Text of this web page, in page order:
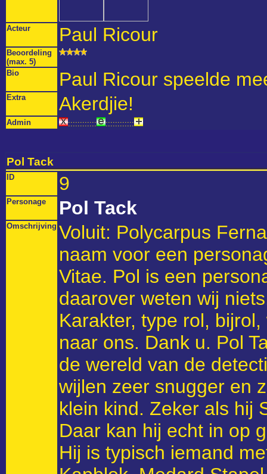
Acteur Paul Ricour
Beoordeling
(max. 5)
Bio
Paul Ricour speelde
Extra Akerdjie!
Admin :::::::::::: ::::::::::::
Pol Tack
ID 9
Personage Pol Tack
Omschrijving Voluit: Polycarpus
naam voor een
Vitae. Pol is een
daarover weten wij
Karakter, type rol,
naar ons. Dank u. Pol
de wereld van de
wijlen zeer snugger en
klein kind. Zeker als hij
Daar kan hij echt in op
Hij is typisch iemand